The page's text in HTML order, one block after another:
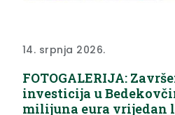
14. srpnja 2026.
FOTOGALERIJA:
investicija u
milijuna eura vrijedan